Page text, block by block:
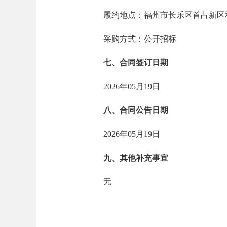
履约地点：福州市长乐区首占新区
采购方式：公开招标
七、合同签订日期
2026年05月19日
八、合同公告日期
2026年05月19日
九、其他补充事宜
无